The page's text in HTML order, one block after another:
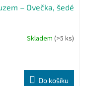
– Ovečka, šedé
Skladem (>5 ks)
Do košíku